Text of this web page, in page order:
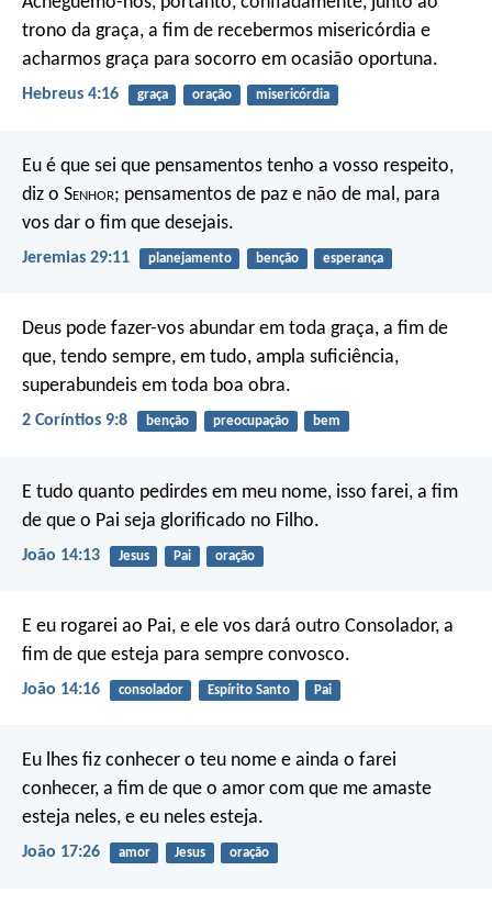
trono da graça, a fim de recebermos misericórdia e
acharmos graça para socorro em ocasião oportuna.
Hebreus 4:16 graça oração misericórdia
Eu é que sei que pensamentos tenho a vosso respeito,
diz o Senhor; pensamentos de paz e não de mal, para
vos dar o fim que desejais.
Jeremias 29:11 planejamento benção esperança
Deus pode fazer-vos abundar em toda graça, a fim de
que, tendo sempre, em tudo, ampla suficiência,
superabundeis em toda boa obra.
2 Coríntios 9:8 benção preocupação bem
E tudo quanto pedirdes em meu nome, isso farei, a fim
de que o Pai seja glorificado no Filho.
João 14:13 Jesus Pai oração
E eu rogarei ao Pai, e ele vos dará outro Consolador, a
fim de que esteja para sempre convosco.
João 14:16 consolador Espírito Santo Pai
Eu lhes fiz conhecer o teu nome e ainda o farei
conhecer, a fim de que o amor com que me amaste
esteja neles, e eu neles esteja.
João 17:26 amor Jesus oração